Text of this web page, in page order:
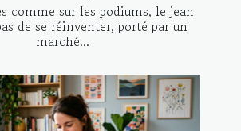
comme sur les podiums, le jean
de se réinventer, porté par un
marché...